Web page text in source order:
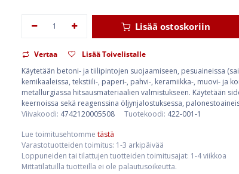
Lisää ostoskoriin
Vertaa
Lisää Toivelistalle
Käytetään betoni- ja tiilipintojen suojaamiseen, pesuaineissa
kemikaaleissa, tekstiili-, paperi-, pahvi-, keramiikka-, muovi- ja
metallurgiassa hitsausmateriaalien valmistukseen. Käytetään
keernoissa sekä reagenssina öljynjalostuksessa,
Viivakoodi: 4742120005508 Tuotekoodi: 422-001-1
Lue toimitusehtomme tästä
Varastotuotteiden toimitus: 1-3 arkipäivää
Loppuneiden tai tilattujen tuotteiden toimitusajat: 1-4 viikkoa
Mittatilatuilla tuotteilla ei ole palautusoikeutta.